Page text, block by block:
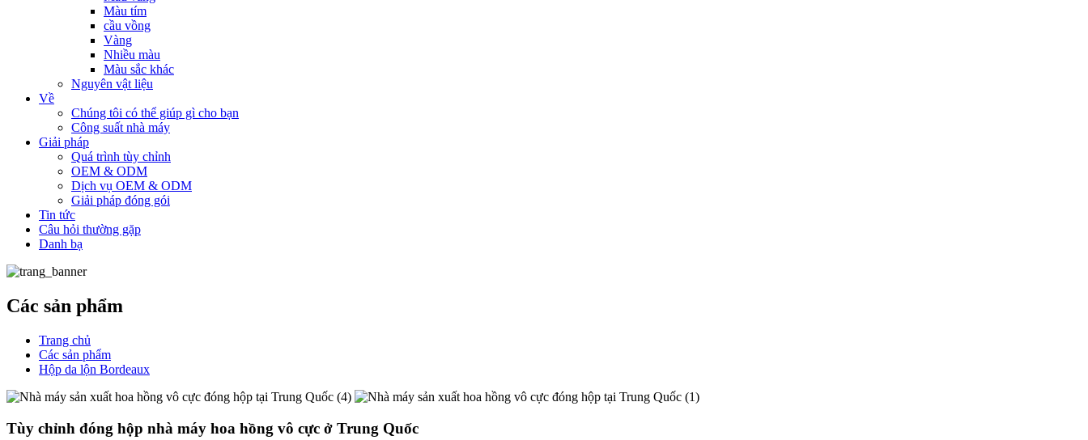
Màu tím
cầu vồng
Vàng
Nhiều màu
Màu sắc khác
Nguyên vật liệu
Về
Chúng tôi có thể giúp gì cho bạn
Công suất nhà máy
Giải pháp
Quá trình tùy chỉnh
OEM & ODM
Dịch vụ OEM & ODM
Giải pháp đóng gói
Tin tức
Câu hỏi thường gặp
Danh bạ
Các sản phẩm
Trang chủ
Các sản phẩm
Hộp da lộn Bordeaux
Tùy chỉnh đóng hộp nhà máy hoa hồng vô cực ở Trung Quốc